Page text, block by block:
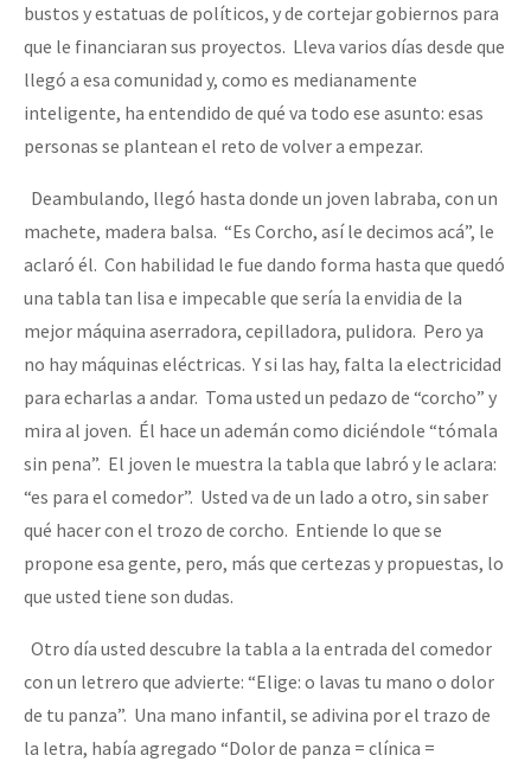
bustos y estatuas de políticos, y de cortejar gobiernos para
que le financiaran sus proyectos. Lleva varios días desde que
llegó a esa comunidad y, como es medianamente
inteligente, ha entendido de qué va todo ese asunto: esas
personas se plantean el reto de volver a empezar.
Deambulando, llegó hasta donde un joven labraba, con un
machete, madera balsa. “Es Corcho, así le decimos acá”, le
aclaró él. Con habilidad le fue dando forma hasta que quedó
una tabla tan lisa e impecable que sería la envidia de la
mejor máquina aserradora, cepilladora, pulidora. Pero ya
no hay máquinas eléctricas. Y si las hay, falta la electricidad
para echarlas a andar. Toma usted un pedazo de “corcho” y
mira al joven. Él hace un ademán como diciéndole “tómala
sin pena”. El joven le muestra la tabla que labró y le aclara:
“es para el comedor”. Usted va de un lado a otro, sin saber
qué hacer con el trozo de corcho. Entiende lo que se
propone esa gente, pero, más que certezas y propuestas, lo
que usted tiene son dudas.
Otro día usted descubre la tabla a la entrada del comedor
con un letrero que advierte: “Elige: o lavas tu mano o dolor
de tu panza”. Una mano infantil, se adivina por el trazo de
la letra, había agregado “Dolor de panza = clínica =